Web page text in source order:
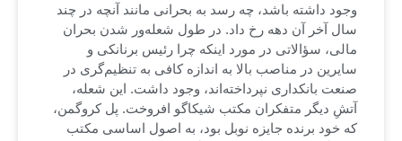
وجود داشته باشد، چه رسد به بحرانی مانند آنچه در چند
سال آخر آن دهه رخ داد. در طول شعله‌ور شدن بحران
مالی، سؤالاتی در مورد اینکه چرا رئیس برنانکی و
سایرین در مناصب بالا به اندازه کافی به تنظیم‌گری در
صنعت بانکداری نپرداخته‌اند، وجود داشت. این شعله،
آتشِ دیگر متفکران مکتب شیکاگو افروخت. پل کروگمن،
که خود برنده جایزه نوبل بود، به اصول اساسی مکتب